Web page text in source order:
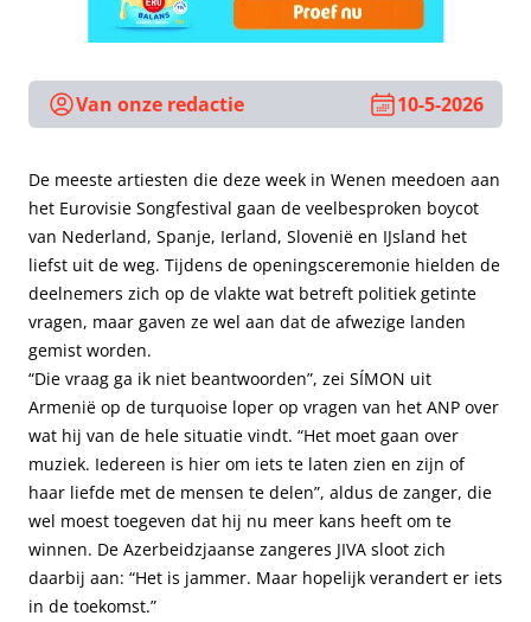
Van onze redactie 10-5-2026
De meeste artiesten die deze week in Wenen meedoen aan
het Eurovisie Songfestival gaan de veelbesproken boycot
van Nederland, Spanje, Ierland, Slovenië en IJsland het
liefst uit de weg. Tijdens de openingsceremonie hielden de
deelnemers zich op de vlakte wat betreft politiek getinte
vragen, maar gaven ze wel aan dat de afwezige landen
gemist worden.
“Die vraag ga ik niet beantwoorden”, zei SÍMON uit
Armenië op de turquoise loper op vragen van het ANP over
wat hij van de hele situatie vindt. “Het moet gaan over
muziek. Iedereen is hier om iets te laten zien en zijn of
haar liefde met de mensen te delen”, aldus de zanger, die
wel moest toegeven dat hij nu meer kans heeft om te
winnen. De Azerbeidzjaanse zangeres JIVA sloot zich
daarbij aan: “Het is jammer. Maar hopelijk verandert er iets
in de toekomst.”